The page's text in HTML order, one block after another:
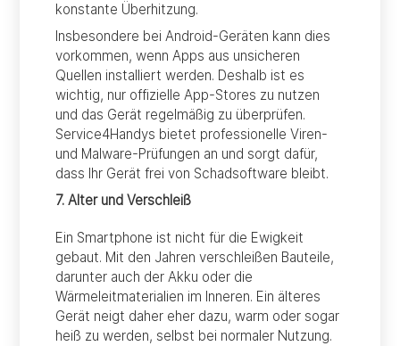
konstante Überhitzung.
Insbesondere bei Android-Geräten kann dies
vorkommen, wenn Apps aus unsicheren
Quellen installiert werden. Deshalb ist es
wichtig, nur offizielle App-Stores zu nutzen
und das Gerät regelmäßig zu überprüfen.
Service4Handys bietet professionelle Viren-
und Malware-Prüfungen an und sorgt dafür,
dass Ihr Gerät frei von Schadsoftware bleibt.
7. Alter und Verschleiß
Ein Smartphone ist nicht für die Ewigkeit
gebaut. Mit den Jahren verschleißen Bauteile,
darunter auch der Akku oder die
Wärmeleitmaterialien im Inneren. Ein älteres
Gerät neigt daher eher dazu, warm oder sogar
heiß zu werden, selbst bei normaler Nutzung.